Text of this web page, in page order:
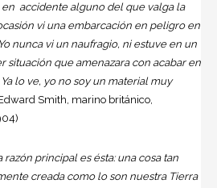
accidente alguno del que valga la
vi una embarcación en peligro en
nunca vi un naufragio, ni estuve en un
situación que amenazara con acabar en
lo ve, yo no soy un material muy
Smith, marino británico,
razón principal es ésta: una cosa tan
creada como lo son nuestra Tierra